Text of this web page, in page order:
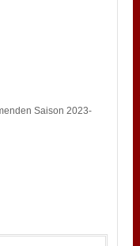
Saison 2023-